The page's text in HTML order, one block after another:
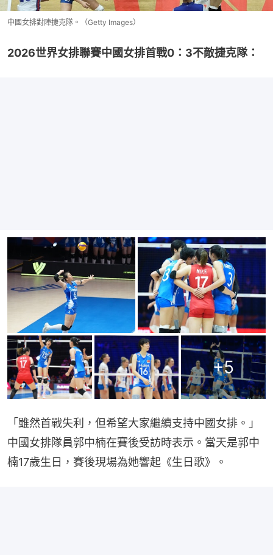
中國女排對陣捷克隊。（Getty Images）
2026世界女排聯賽中國女排首戰0：3不敵捷克隊：
+5
「雖然首戰失利，但希望大家繼續支持中國女排。」
中國女排隊員郭中楠在賽後受訪時表示。當天是郭中
楠17歲生日，賽後現場為她響起《生日歌》。